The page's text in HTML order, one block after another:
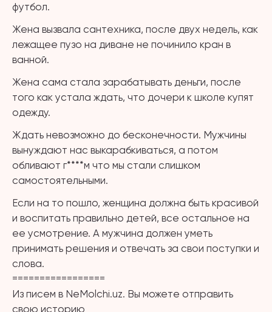
футбол.
Жена вызвала сантехника, после двух недель, как
лежащее пузо на диване не починило кран в
ванной.
Жена сама стала зарабатывать деньги, после
того как устала ждать, что дочери к школе купят
одежду.
Ждать невозможно до бесконечности. Мужчины
вынуждают нас выкарабкиваться, а потом
обливают г****м что мы стали слишком
самостоятельными.
Если на то пошло, женщина должна быть красивой
и воспитать правильно детей, все остальное на
ее усмотрение. А мужчина должен уметь
принимать решения и отвечать за свои поступки и
слова.
=================
Из писем в NeMolchi.uz. Вы можете отправить
свою историю